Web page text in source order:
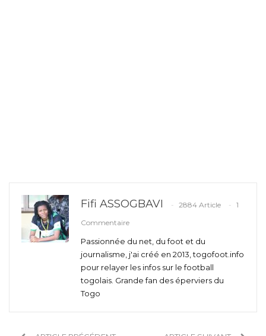
Fifi ASSOGBAVI 2884 Article
1
Commentaire
Passionnée du net, du foot et du
journalisme, j'ai créé en 2013, togofoot.info
pour relayer les infos sur le football
togolais. Grande fan des éperviers du
Togo